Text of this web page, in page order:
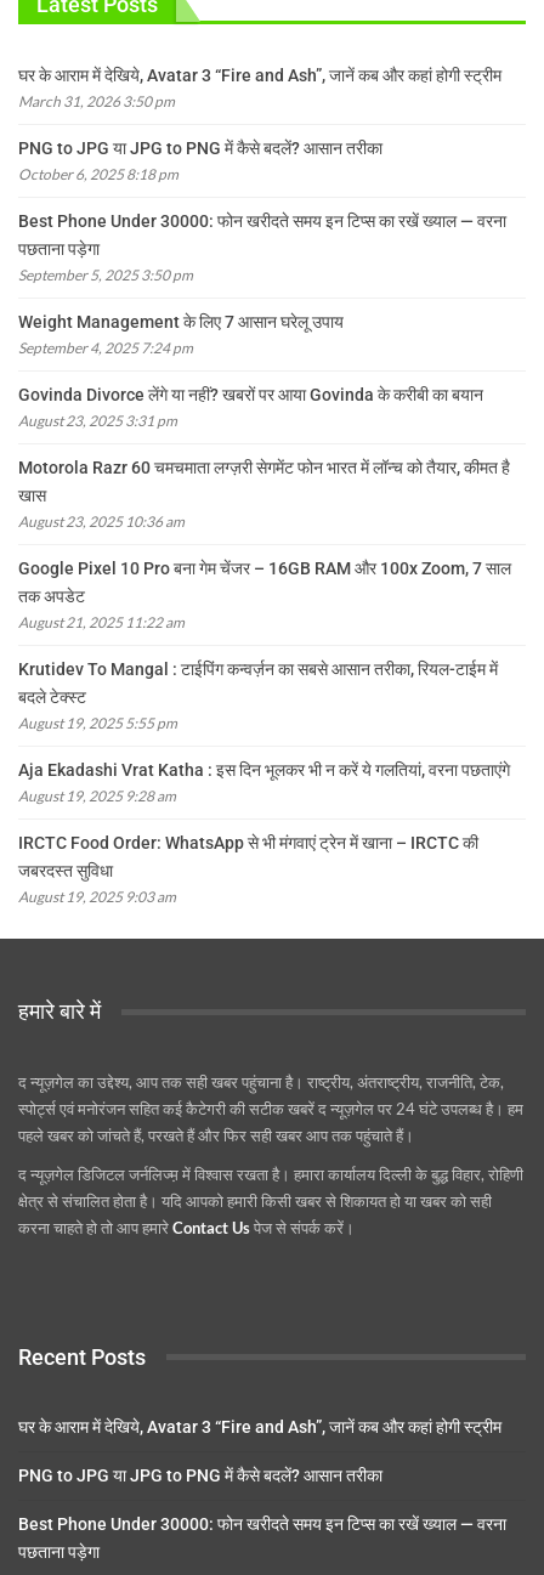
घर के आराम में देखिये, Avatar 3 “Fire and Ash”, जानें कब और कहां होगी स्ट्रीम
March 31, 2026 3:50 pm
PNG to JPG या JPG to PNG में कैसे बदलें? आसान तरीका
October 6, 2025 8:18 pm
Best Phone Under 30000: फोन खरीदते समय इन टिप्स का रखें ख्याल — वरना
पछताना पड़ेगा
September 5, 2025 3:50 pm
Weight Management के लिए 7 आसान घरेलू उपाय
September 4, 2025 7:24 pm
Govinda Divorce लेंगे या नहीं? खबरों पर आया Govinda के करीबी का बयान
August 23, 2025 3:31 pm
Motorola Razr 60 चमचमाता लग्ज़री सेगमेंट फोन भारत में लॉन्च को तैयार, कीमत है
खास
August 23, 2025 10:36 am
Google Pixel 10 Pro बना गेम चेंजर – 16GB RAM और 100x Zoom, 7 साल
तक अपडेट
August 21, 2025 11:22 am
Krutidev To Mangal : टाईपिंग कन्वर्ज़न का सबसे आसान तरीका, रियल-टाईम में
बदले टेक्स्ट
August 19, 2025 5:55 pm
Aja Ekadashi Vrat Katha : इस दिन भूलकर भी न करें ये गलतियां, वरना पछताएंगे
August 19, 2025 9:28 am
IRCTC Food Order: WhatsApp से भी मंगवाएं ट्रेन में खाना – IRCTC की
जबरदस्त सुविधा
August 19, 2025 9:03 am
हमारे बारे में
द न्यूज़गेल का उद्देश्य, आप तक सही खबर पहुंचाना है। राष्ट्रीय, अंतराष्ट्रीय, राजनीति, टेक,
स्पोर्ट्स एवं मनोरंजन सहित कई कैटेगरी की सटीक खबरें द न्यूज़गेल पर 24 घंटे उपलब्ध है। हम
पहले खबर को जांचते हैं, परखते हैं और फिर सही खबर आप तक पहुंचाते हैं।
द न्यूज़गेल डिजिटल जर्नलिज्म़ में विश्वास रखता है। हमारा कार्यालय दिल्ली के बुद्ध विहार, रोहिणी
क्षेत्र से संचालित होता है। यदि आपको हमारी किसी खबर से शिकायत हो या खबर को सही
करना चाहते हो तो आप हमारेContact Usपेज से संपर्क करें।
Recent Posts
घर के आराम में देखिये, Avatar 3 “Fire and Ash”, जानें कब और कहां होगी स्ट्रीम
PNG to JPG या JPG to PNG में कैसे बदलें? आसान तरीका
Best Phone Under 30000: फोन खरीदते समय इन टिप्स का रखें ख्याल — वरना
पछताना पड़ेगा